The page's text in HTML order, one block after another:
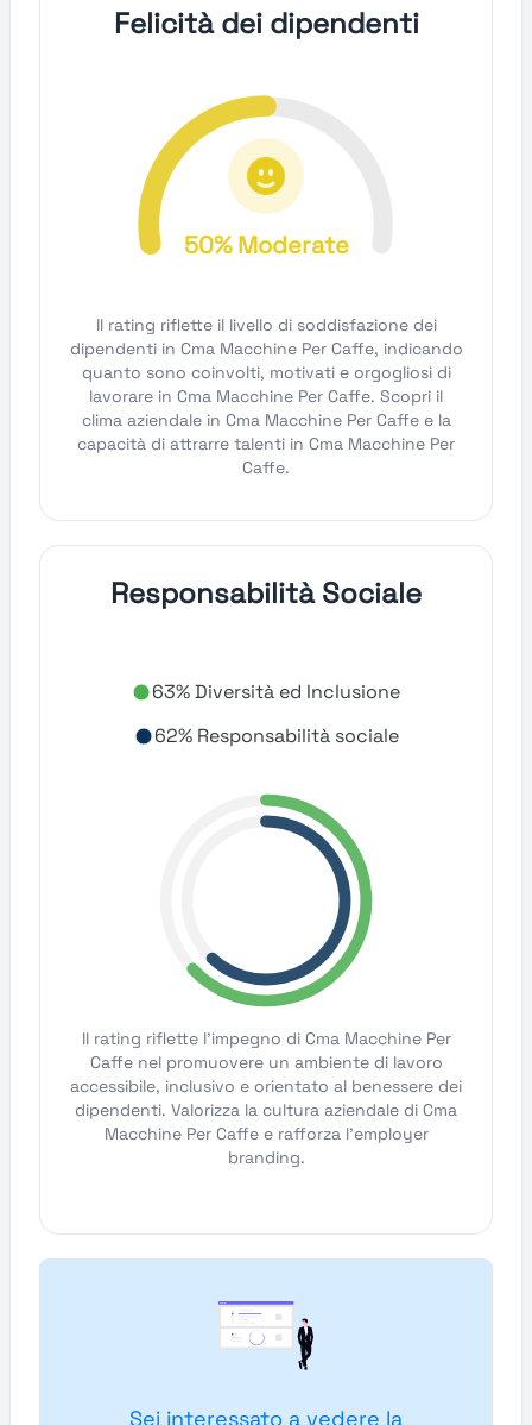
Felicità dei dipendenti
50% Moderate
Il rating riflette il livello di soddisfazione dei
dipendenti in Cma Macchine Per Caffe, indicando
quanto sono coinvolti, motivati e orgogliosi di
lavorare in Cma Macchine Per Caffe. Scopri il
clima aziendale in Cma Macchine Per Caffe e la
capacità di attrarre talenti in Cma Macchine Per
Caffe.
Responsabilità Sociale
63% Diversità ed Inclusione
62% Responsabilità sociale
Il rating riflette l'impegno di Cma Macchine Per
Caffe nel promuovere un ambiente di lavoro
accessibile, inclusivo e orientato al benessere dei
dipendenti. Valorizza la cultura aziendale di Cma
Macchine Per Caffe e rafforza l'employer
branding.
Sei interessato a vedere la